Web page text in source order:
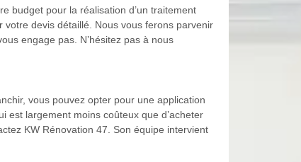
budget pour la réalisation d’un traitement
devis détaillé. Nous vous ferons parvenir
engage pas. N’hésitez pas à nous
vous pouvez opter pour une application
est largement moins coûteux que d’acheter
KW Rénovation 47. Son équipe intervient